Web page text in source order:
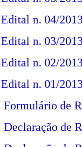
Edital n. 04/
Edital n. 03/
Edital n. 02/
Edital n. 01/
Formulário de
Declaração de